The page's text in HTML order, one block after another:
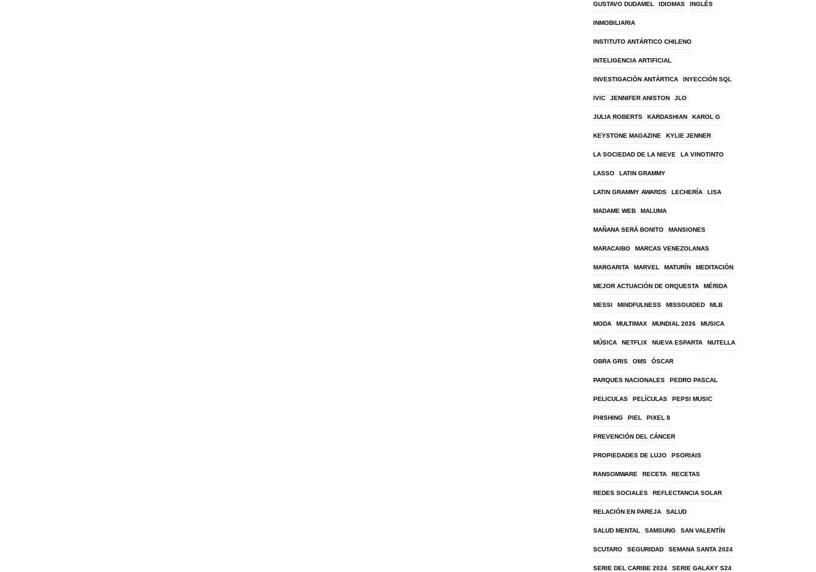
GUSTAVO DUDAMEL IDIOMAS INGLÉS
INMOBILIARIA
INSTITUTO ANTÁRTICO CHILENO
INTELIGENCIA ARTIFICIAL
INVESTIGACIÓN ANTÁRTICA INYECCIÓN SQL
IVIC JENNIFER ANISTON JLO
JULIA ROBERTS KARDASHIAN KAROL G
KEYSTONE MAGAZINE KYLIE JENNER
LA SOCIEDAD DE LA NIEVE LA VINOTINTO
LASSO LATIN GRAMMY
LATIN GRAMMY AWARDS LECHERÍA LISA
MADAME WEB MALUMA
MAÑANA SERÁ BONITO MANSIONES
MARACAIBO MARCAS VENEZOLANAS
MARGARITA MARVEL MATURÍN MEDITACIÓN
MEJOR ACTUACIÓN DE ORQUESTA MÉRIDA
MESSI MINDFULNESS MISSGUIDED MLB
MODA MULTIMAX MUNDIAL 2026 MUSICA
MÚSICA NETFLIX NUEVA ESPARTA NUTELLA
OBRA GRIS OMS ÓSCAR
PARQUES NACIONALES PEDRO PASCAL
PELICULAS PELÍCULAS PEPSI MUSIC
PHISHING PIEL PIXEL 8
PREVENCIÓN DEL CÁNCER
PROPIEDADES DE LUJO PSORIAIS
RANSOMWARE RECETA RECETAS
REDES SOCIALES REFLECTANCIA SOLAR
RELACIÓN EN PAREJA SALUD
SALUD MENTAL SAMSUNG SAN VALENTÍN
SCUTARO SEGURIDAD SEMANA SANTA 2024
SERIE DEL CARIBE 2024 SERIE GALAXY S24